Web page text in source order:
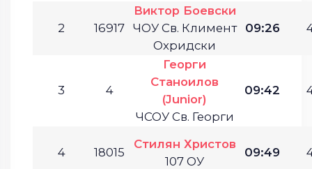
2 16917
Виктор Боевски
ЧОУ Св. Климент
Охридски
09:26
3 4
Георги
Станоилов
(Junior)
ЧСОУ Св. Георги
09:42
4 18015
Стилян Христов
107 ОУ
09:49